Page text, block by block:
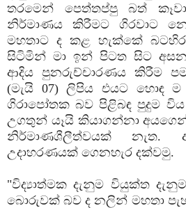
තරමෙන් පෙත්තප්පු බත්
නිර්මාණය කිරීමට ගිරවාට
මහතාට ද කළ හැක්‌කේ
සිටිමින් මා ඉන් පිටත සිට අසන
ආදිය පුනරුච්චාරණය කිරීම
(මැයි 07) ලිපිය එයට හොඳ
ගිරාපෝතක බව පිළිබඳ පුදුම
උගතුන් යෑයි කියාගන්නා
නිර්මාණශීලීත්වයක්‌
උදාහරණයක්‌ ගෙනහැර දක්‌වමු.
"විද්‍යාත්මක දැනුම වියුක්‌ත
බොරුවක්‌ බව ද නලින් මහතා